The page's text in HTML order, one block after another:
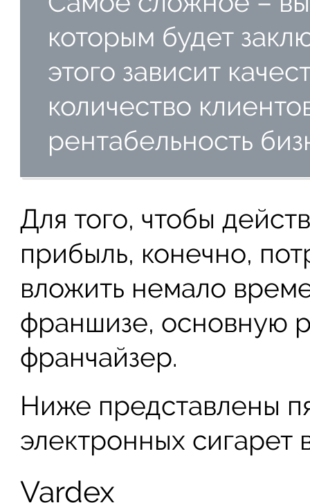
которым будет
этого зависит
количество
рентабельность
Для того, чтобы
прибыль, конечно,
вложить немало
франшизе, основную
франчайзер.
Ниже представлены
электронных сигарет
Vardex